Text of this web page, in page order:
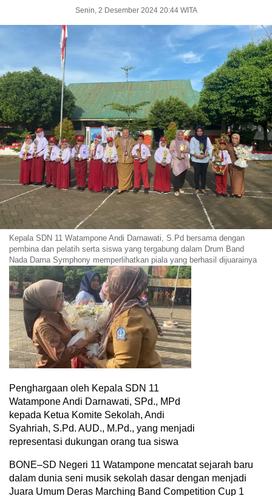
Senin, 2 Desember 2024 20:44 WITA
Kepala SDN 11 Watampone Andi Darnawati, S.Pd bersama dengan
pembina dan pelatih serta siswa yang tergabung dalam Drum Band
Nada Darna Symphony memperlihatkan piala yang berhasil dijuarainya
Penghargaan oleh Kepala SDN 11
Watampone Andi Darnawati, SPd., MPd
kepada Ketua Komite Sekolah, Andi
Syahriah, S.Pd. AUD., M.Pd., yang menjadi
representasi dukungan orang tua siswa
BONE–SD Negeri 11 Watampone mencatat sejarah baru
dalam dunia seni musik sekolah dasar dengan menjadi
Juara Umum Deras Marching Band Competition Cup 1